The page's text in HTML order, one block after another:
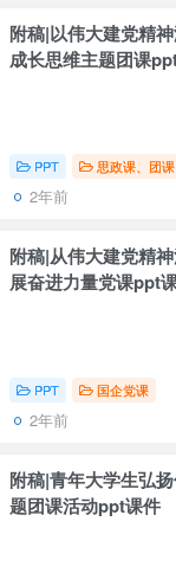
附稿|以伟大建党精
成长思维主题团课
PPT 思政课、团
2年前
附稿|从伟大建党精
展奋进力量党课ppt
PPT 国企党课
2年前
附稿|青年大学生弘
题团课活动ppt课件